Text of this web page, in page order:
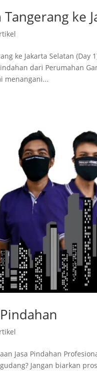
ke
ke Jakarta Selatan (Day
dari Perumahan
menangani...
Jasa Pindahan
Jangan biarkan